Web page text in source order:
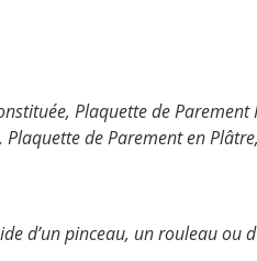
Plaquette de
Plaquette de Parement en
d’un pinceau, un rouleau ou